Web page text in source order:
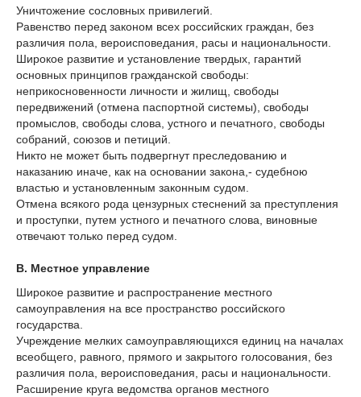
Уничтожение сословных привилегий.
Равенство перед законом всех российских граждан, без
различия пола, вероисповедания, расы и национальности.
Широкое развитие и установление твердых, гарантий
основных принципов гражданской свободы:
неприкосновенности личности и жилищ, свободы
передвижений (отмена паспортной системы), свободы
промыслов, свободы слова, устного и печатного, свободы
собраний, союзов и петиций.
Никто не может быть подвергнут преследованию и
наказанию иначе, как на основании закона,- судебною
властью и установленным законным судом.
Отмена всякого рода цензурных стеснений за преступления
и проступки, путем устного и печатного слова, виновные
отвечают только перед судом.
В. Местное управление
Широкое развитие и распространение местного
самоуправления на все пространство российского
государства.
Учреждение мелких самоуправляющихся единиц на началах
всеобщего, равного, прямого и закрытого голосования, без
различия пола, вероисповедания, расы и национальности.
Расширение круга ведомства органов местного